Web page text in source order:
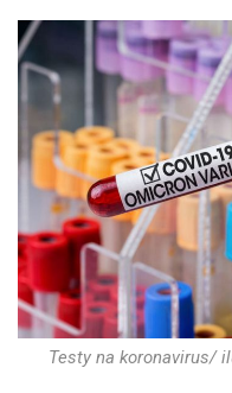
Testy na koronavirus/